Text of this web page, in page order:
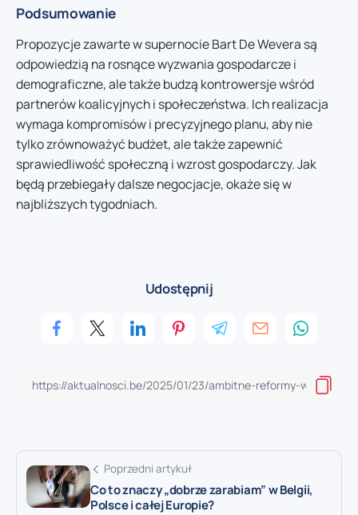
Podsumowanie
Propozycje zawarte w supernocie Bart De Wevera są
odpowiedzią na rosnące wyzwania gospodarcze i
demograficzne, ale także budzą kontrowersje wśród
partnerów koalicyjnych i społeczeństwa. Ich realizacja
wymaga kompromisów i precyzyjnego planu, aby nie
tylko zrównoważyć budżet, ale także zapewnić
sprawiedliwość społeczną i wzrost gospodarczy. Jak
będą przebiegały dalsze negocjacje, okaże się w
najbliższych tygodniach.
Udostępnij
Poprzedni artykuł
Co to znaczy „dobrze zarabiam” w Belgii,
Polsce i całej Europie?